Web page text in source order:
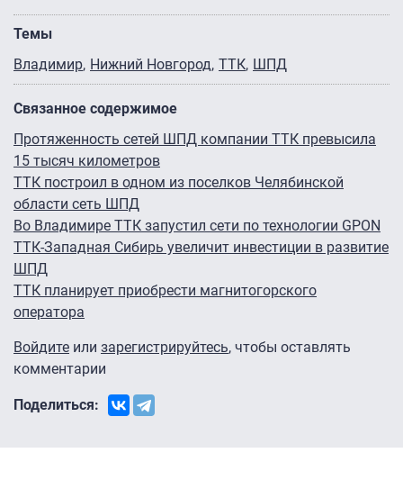
Темы
Владимир Нижний Новгород ТТК ШПД
Связанное содержимое
Протяженность сетей ШПД компании ТТК превысила
15 тысяч километров
ТТК построил в одном из поселков Челябинской
области сеть ШПД
Во Владимире ТТК запустил сети по технологии GPON
ТТК-Западная Сибирь увеличит инвестиции в развитие
ШПД
ТТК планирует приобрести магнитогорского
оператора
Войдите или зарегистрируйтесь, чтобы оставлять
комментарии
Поделиться: